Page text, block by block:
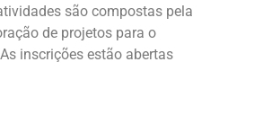
são compostas pela
de projetos para o
inscrições estão abertas